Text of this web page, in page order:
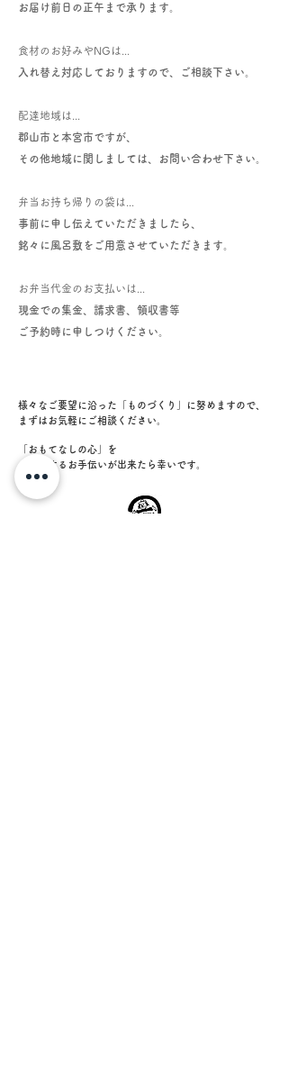
お届け前日の正午まで承ります。
食材のお好みやNGは...
入れ替え対応しておりますので、ご相談下さい。
配達地域は...
郡山市と 本宮市ですが、
その他地域に関しましては、
お問い合わせ下さい。
弁当お持ち帰りの袋は...
事前に申し伝えていただきましたら、
銘々に風呂敷をご用意させていただきます。
お弁当代金のお支払いは...
現金での集金、請求書、領収書等
ご予約時に申しつけください。
様々なご要望に沿った「ものづくり」に努めますので、
まずはお気軽にご相談ください。
「おもてなしの心」を
お伝えするお手伝いが出来たら幸いです。